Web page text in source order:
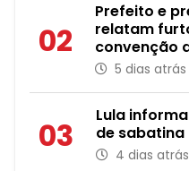
02
Prefeito e
relatam
convenção
5 dias atrás
03
Lula
de sabatina
4 dias atrás